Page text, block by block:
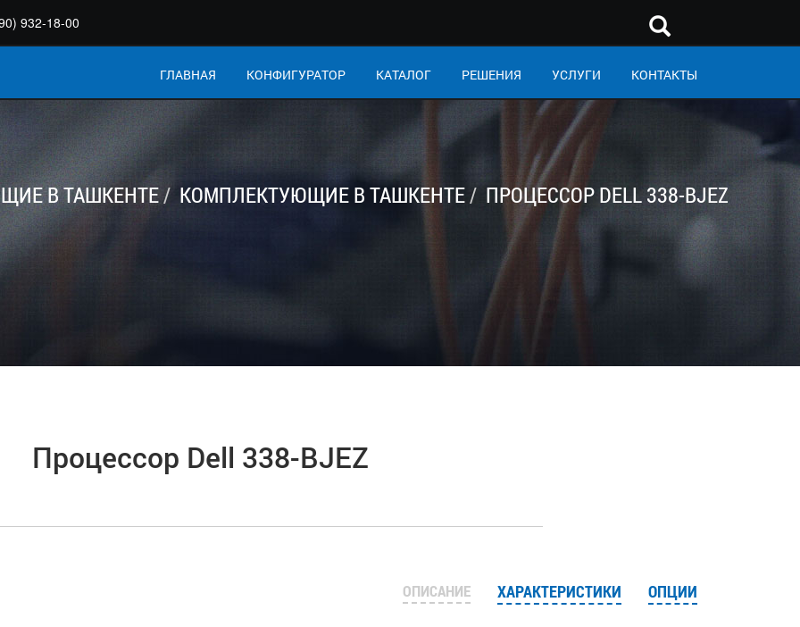
932-18-00
ГЛАВНАЯ КОНФИГУРАТОР КАТАЛОГ РЕШЕНИЯ УСЛУГИ КОНТАКТЫ
В ТАШКЕНТЕ КОМПЛЕКТУЮЩИЕ В ТАШКЕНТЕ ПРОЦЕССОР DELL 338-BJEZ
Процессор Dell 338-BJEZ
ОПИСАНИЕ ХАРАКТЕРИСТИКИ ОПЦИИ